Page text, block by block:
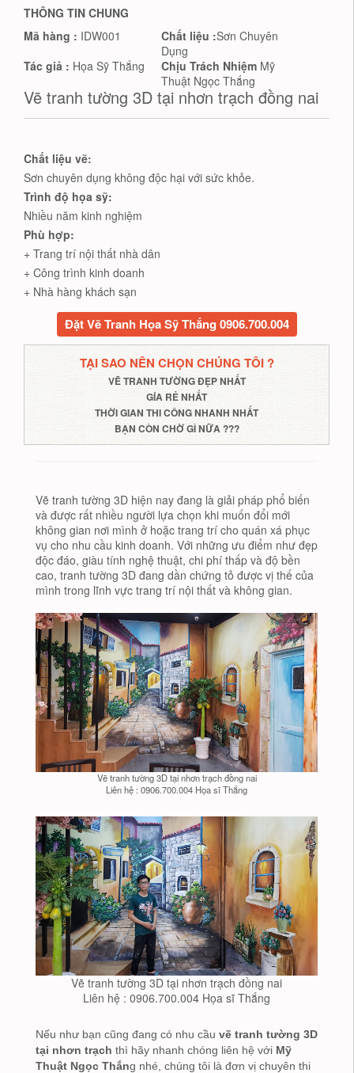
THÔNG TIN CHUNG
Mã hàng : IDW001 Chất liệu :Sơn Chuyên
Dụng
Tác giả : Họa Sỹ Thắng Chịu Trách Nhiệm Mỹ
Thuật Ngọc Thắng
Vẽ tranh tường 3D tại nhơn trạch đồng nai
Chất liệu vẽ:
Sơn chuyên dụng không độc hại với sức khỏe.
Trình độ họa sỹ:
Nhiều năm kinh nghiệm
Phù hợp:
+ Trang trí nội thất nhà dân
+ Công trình kinh doanh
+ Nhà hàng khách sạn
Đặt Vẽ Tranh Họa Sỹ Thắng 0906.700.004
TẠI SAO NÊN CHỌN CHÚNG TÔI ?
VẼ TRANH TƯỜNG ĐẸP NHẤT
GÍA RẺ NHẤT
THỜI GIAN THI CÔNG NHANH NHẤT
BẠN CÒN CHỜ GÌ NỮA ???
Vẽ tranh tường 3D hiện nay đang là giải pháp phổ biến
và được rất nhiều người lựa chọn khi muốn đổi mới
không gian nơi mình ở hoặc trang trí cho quán xá phục
vụ cho nhu cầu kinh doanh. Với những ưu điểm như đẹp
độc đáo, giàu tính nghệ thuật, chi phí thấp và độ bền
cao, tranh tường 3D đang dần chứng tỏ được vị thế của
mình trong lĩnh vực trang trí nội thất và không gian.
Vẽ tranh tường 3D tại nhơn trạch đồng nai
Liên hệ : 0906.700.004 Họa sĩ Thắng
Vẽ tranh tường 3D tại nhơn trạch đồng nai
Liên hệ : 0906.700.004 Họa sĩ Thắng
Nếu như bạn cũng đang có nhu cầu vẽ tranh tường 3D
tại nhơn trạch thì hãy nhanh chóng liên hệ với Mỹ
Thuật Ngọc Thắng nhé, chúng tôi là đơn vị chuyên thi